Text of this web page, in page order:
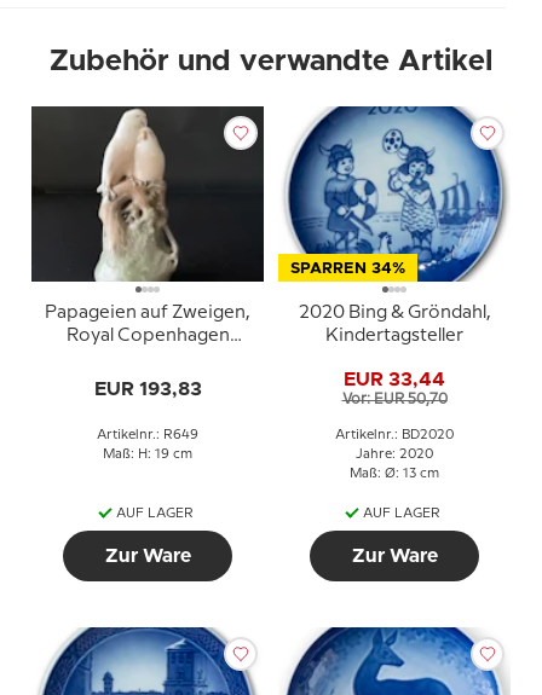
Zubehör und verwandte Artikel
Papageien auf Zweigen,
Royal Copenhagen
EUR 193,83
Artikelnr.: R649
Maß: H: 19 cm
AUF LAGER
Zur Ware
SPARREN 34%
2020 Bing & Gröndahl,
Kindertagsteller
EUR 33,44
Vor: EUR 50,70
Artikelnr.: BD2020
Jahre: 2020
Maß: Ø: 13 cm
AUF LAGER
Zur Ware